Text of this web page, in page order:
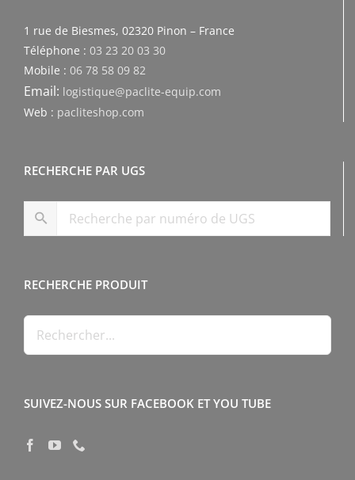
1 rue de Biesmes, 02320 Pinon – France
Téléphone : 03 23 20 03 30
Mobile : 06 78 58 09 82
Email: logistique@paclite-equip.com
Web : pacliteshop.com
RECHERCHE PAR UGS
RECHERCHE PRODUIT
SUIVEZ-NOUS SUR FACEBOOK ET YOU TUBE